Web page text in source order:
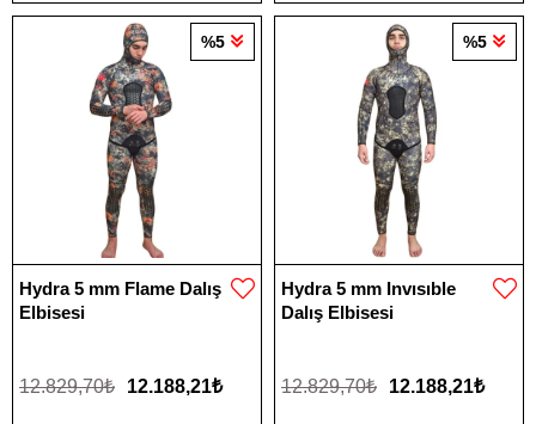
Hydra 5 mm Flame Dalış
Elbisesi
12.188,21₺
12.829,70₺
%5
Hydra 5 mm Invısıble
Dalış Elbisesi
12.188,21₺
12.829,70₺
%5